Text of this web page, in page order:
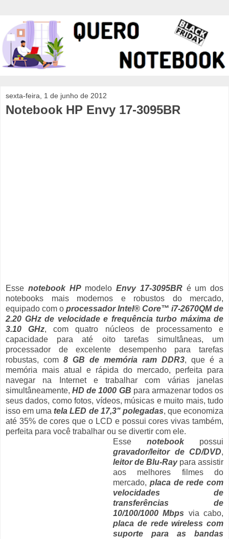
sexta-feira, 1 de junho de 2012
Notebook HP Envy 17-3095BR
Esse notebook HPmodelo Envy 17-3095BRé um dos
notebooks mais modernos e robustos do mercado,
equipado com o processador Intel® Core™ i7-2670QM de
2.20 GHz de velocidade e frequência turbo máxima de
3.10 GHz, com quatro núcleos de processamento e
capacidade para até oito tarefas simultâneas, um
processador de excelente desempenho para tarefas
robustas, com 8 GB de memória ram DDR3, que é a
memória mais atual e rápida do mercado, perfeita para
navegar na Internet e trabalhar com várias janelas
simultâneamente,HD de 1000 GB para armazenar todos os
seus dados, como fotos, vídeos, músicas e muito mais, tudo
isso em umatela LED de 17,3" polegadas, que economiza
até 35% de cores que o LCD e possui cores vivas também,
perfeita para você trabalhar ou se divertir com ele.
Esse notebookpossui
gravador/leitor de CD/DVD,
leitor de Blu-Raypara assistir
aos melhores filmes do
mercado, placa de rede com
velocidades de
transferências de
10/100/1000 Mbps via cabo,
placa de rede wireless com
suporte para as bandas